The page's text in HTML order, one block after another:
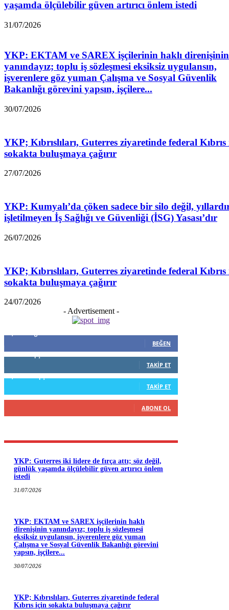
yaşamda ölçülebilir güven artırıcı önlem istedi
31/07/2026
YKP: EKTAM ve SAREX işçilerinin haklı direnişinin
yanındayız; toplu iş sözleşmesi eksiksiz uygulansın,
işverenlere göz yuman Çalışma ve Sosyal Güvenlik
Bakanlığı görevini yapsın, işçilere...
30/07/2026
YKP; Kıbrıslıları, Guterres ziyaretinde federal
sokakta buluşmaya çağırır
27/07/2026
YKP: Kumyalı’da çöken sadece bir silo değil,
işletilmeyen İş Sağlığı ve Güvenliği (İSG) Yasası’dır
26/07/2026
YKP; Kıbrıslıları, Guterres ziyaretinde federal
sokakta buluşmaya çağırır
24/07/2026
- Advertisement -
BEĞEN
TAKIP ET
TAKIP ET
ABONE OL
YKP: Guterres iki lidere de fırça attı; söz değil,
günlük yaşamda ölçülebilir güven artırıcı önlem
istedi
31/07/2026
YKP: EKTAM ve SAREX işçilerinin haklı
direnişinin yanındayız; toplu iş sözleşmesi
eksiksiz uygulansın, işverenlere göz yuman
Çalışma ve Sosyal Güvenlik Bakanlığı görevini
yapsın, işçilere...
30/07/2026
YKP; Kıbrıslıları, Guterres ziyaretinde federal
Kıbrıs için sokakta buluşmaya çağırır